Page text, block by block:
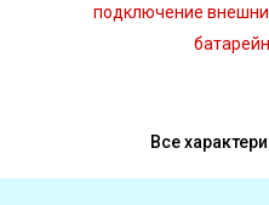
подключение
Все